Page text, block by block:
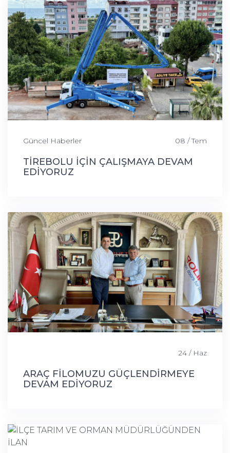
Güncel Haberler 08 / Tem
TİREBOLU İÇİN ÇALIŞMAYA DEVAM
EDİYORUZ
24 / Haz
ARAÇ FİLOMUZU GÜÇLENDİRMEYE
DEVAM EDİYORUZ